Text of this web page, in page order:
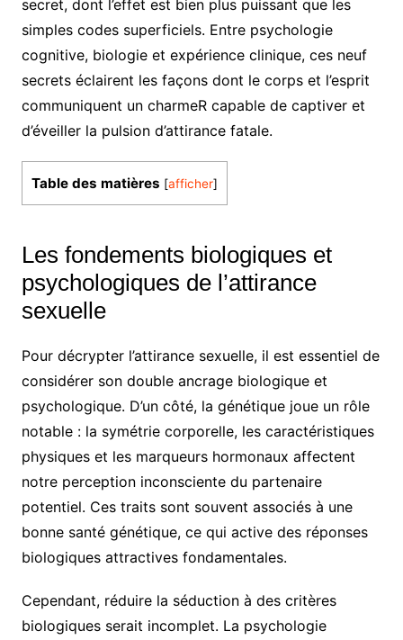
secret, dont l’effet est bien plus puissant que les
simples codes superficiels. Entre psychologie
cognitive, biologie et expérience clinique, ces neuf
secrets éclairent les façons dont le corps et l’esprit
communiquent un charmeR capable de captiver et
d’éveiller la pulsion d’attirance fatale.
Table des matières [afficher]
Les fondements biologiques et
psychologiques de l’attirance
sexuelle
Pour décrypter l’attirance sexuelle, il est essentiel de
considérer son double ancrage biologique et
psychologique. D’un côté, la génétique joue un rôle
notable : la symétrie corporelle, les caractéristiques
physiques et les marqueurs hormonaux affectent
notre perception inconsciente du partenaire
potentiel. Ces traits sont souvent associés à une
bonne santé génétique, ce qui active des réponses
biologiques attractives fondamentales.
Cependant, réduire la séduction à des critères
biologiques serait incomplet. La psychologie